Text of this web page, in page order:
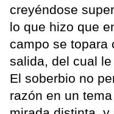
creyéndose
lo que hizo que
campo se topara
salida, del cual
El soberbio no
razón en un